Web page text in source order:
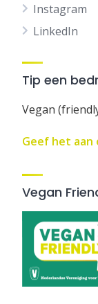
Instagram
LinkedIn
Tip een
Vegan
Geef het aan
Vegan